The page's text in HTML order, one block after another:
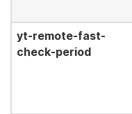
yt-remote-fast-
check-period